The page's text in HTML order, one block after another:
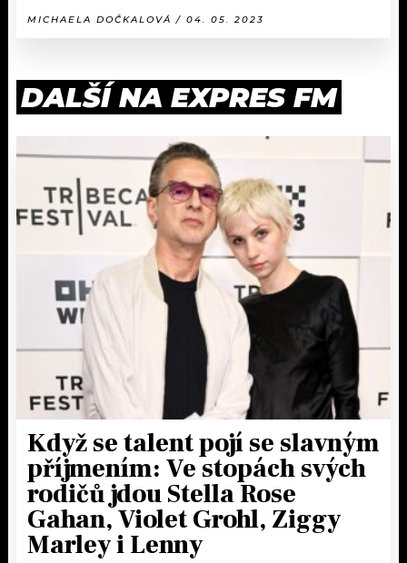
MICHAELA DOČKALOVÁ / 04. 05. 2023
DALŠÍ NA EXPRES FM
Když se talent pojí se slavným
příjmením: Ve stopách svých
rodičů jdou Stella Rose
Gahan, Violet Grohl, Ziggy
Marley i Lenny